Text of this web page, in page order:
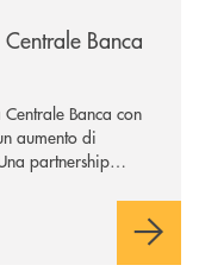
Banca
Centrale Banca con
aumento di
partnership
l’offerta e